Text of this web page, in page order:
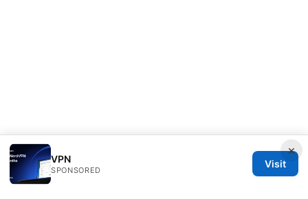
×
VPN
SPONSORED
Visit